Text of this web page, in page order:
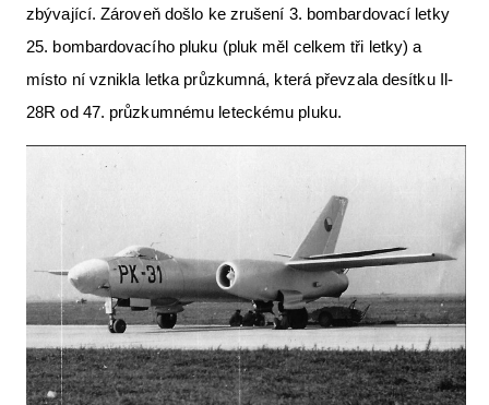
zbývající. Zároveň došlo ke zrušení 3. bombardovací letky
25. bombardovacího pluku (pluk měl celkem tři letky) a
místo ní vznikla letka průzkumná, která převzala desítku Il-
28R od 47. průzkumnému leteckému pluku.